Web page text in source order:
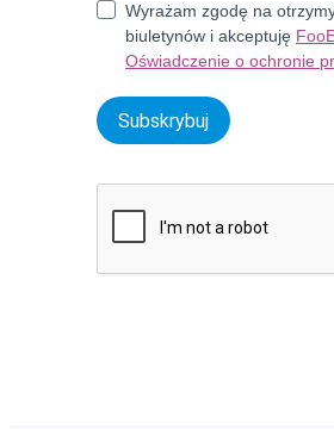
Wyrażam zgodę na
biuletynów i akceptuję
Oświadczenie o ochronie
Subskrybuj